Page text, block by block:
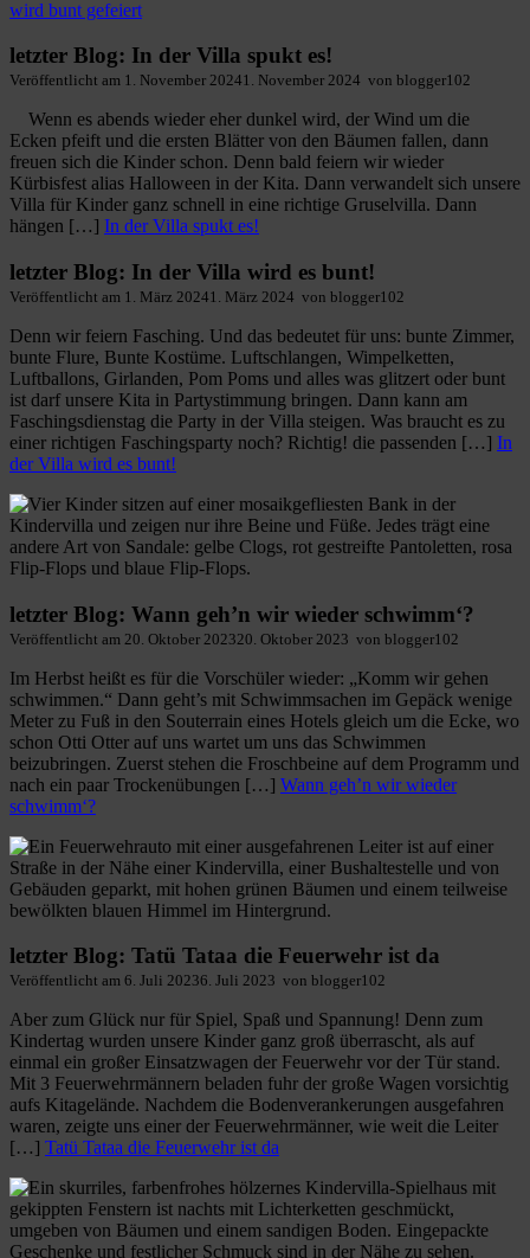
wird bunt gefeiert
letzter Blog: In der Villa spukt es!
Veröffentlicht am 1. November 20241. November 2024 von blogger102
Wenn es abends wieder eher dunkel wird, der Wind um die
Ecken pfeift und die ersten Blätter von den Bäumen fallen, dann
freuen sich die Kinder schon. Denn bald feiern wir wieder
Kürbisfest alias Halloween in der Kita. Dann verwandelt sich unsere
Villa für Kinder ganz schnell in eine richtige Gruselvilla. Dann
hängen […] In der Villa spukt es!
letzter Blog: In der Villa wird es bunt!
Veröffentlicht am 1. März 20241. März 2024 von blogger102
Denn wir feiern Fasching. Und das bedeutet für uns: bunte Zimmer,
bunte Flure, Bunte Kostüme. Luftschlangen, Wimpelketten,
Luftballons, Girlanden, Pom Poms und alles was glitzert oder bunt
ist darf unsere Kita in Partystimmung bringen. Dann kann am
Faschingsdienstag die Party in der Villa steigen. Was braucht es zu
einer richtigen Faschingsparty noch? Richtig! die passenden […] In
der Villa wird es bunt!
letzter Blog: Wann geh’n wir wieder schwimm‘?
Veröffentlicht am 20. Oktober 202320. Oktober 2023 von blogger102
Im Herbst heißt es für die Vorschüler wieder: „Komm wir gehen
schwimmen.“ Dann geht’s mit Schwimmsachen im Gepäck wenige
Meter zu Fuß in den Souterrain eines Hotels gleich um die Ecke, wo
schon Otti Otter auf uns wartet um uns das Schwimmen
beizubringen. Zuerst stehen die Froschbeine auf dem Programm und
nach ein paar Trockenübungen […] Wann geh’n wir wieder
schwimm‘?
letzter Blog: Tatü Tataa die Feuerwehr ist da
Veröffentlicht am 6. Juli 20236. Juli 2023 von blogger102
Aber zum Glück nur für Spiel, Spaß und Spannung! Denn zum
Kindertag wurden unsere Kinder ganz groß überrascht, als auf
einmal ein großer Einsatzwagen der Feuerwehr vor der Tür stand.
Mit 3 Feuerwehrmännern beladen fuhr der große Wagen vorsichtig
aufs Kitagelände. Nachdem die Bodenverankerungen ausgefahren
waren, zeigte uns einer der Feuerwehrmänner, wie weit die Leiter
[…] Tatü Tataa die Feuerwehr ist da